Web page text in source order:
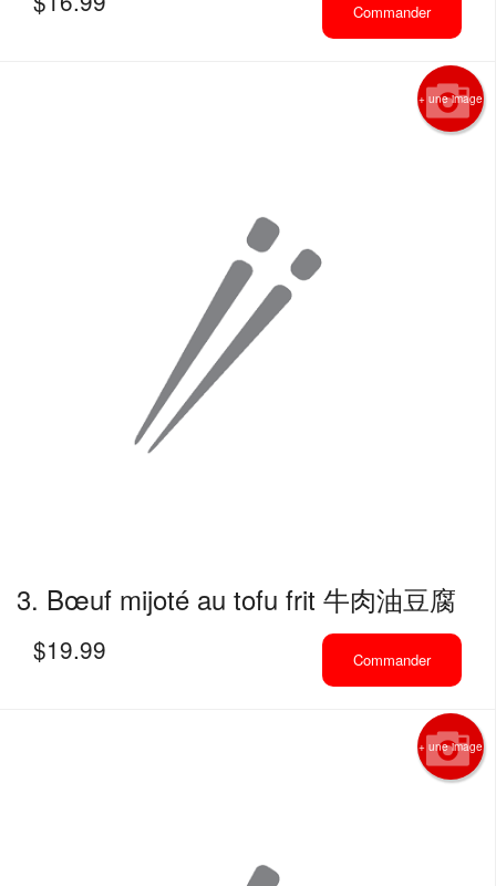
Commander
+ une image
3. Bœuf mijoté au tofu frit 牛肉油豆腐
$19.99 Commander
+ une image